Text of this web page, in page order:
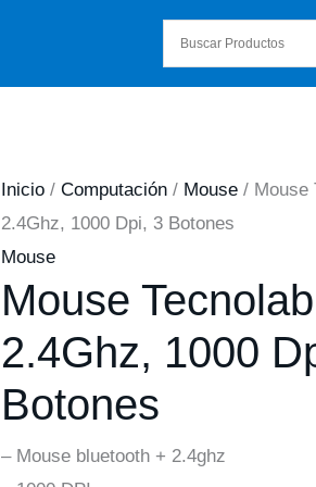
Inicio/ Computación/ Mouse/ Mouse
2.4Ghz, 1000 Dpi, 3 Botones
Mouse
Mouse
2.4Ghz, 1000
Botones
– Mouse bluetooth + 2.4ghz